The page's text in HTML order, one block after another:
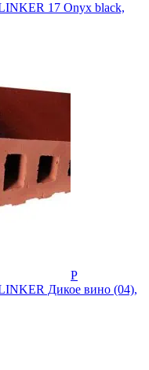
17 Onyx black,
Дикое вино (04),